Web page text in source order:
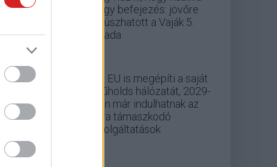
nagy befejezés: jövőre
csúszhatott a Vaják 5.
évada
Az EU is megépíti a saját
műholds hálózatát, 2029-
ben már indulhatnak az
arra támaszkodó
szolgáltatások